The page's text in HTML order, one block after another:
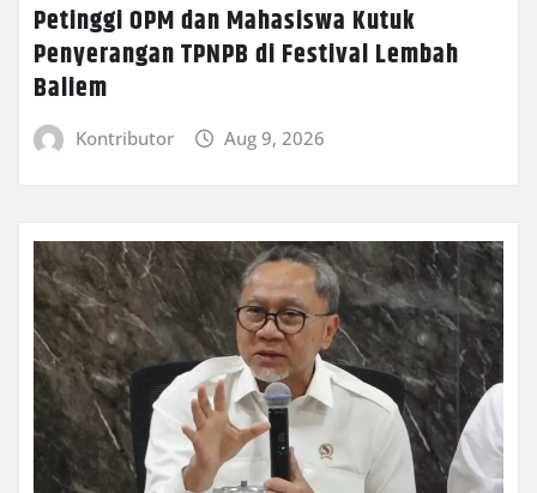
Petinggi OPM dan Mahasiswa Kutuk
Penyerangan TPNPB di Festival Lembah
Baliem
Kontributor Aug 9, 2026